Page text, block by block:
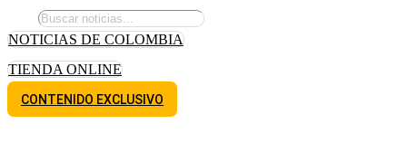
NOTICIAS DE COLOMBIA
TIENDA ONLINE
CONTENIDO EXCLUSIVO